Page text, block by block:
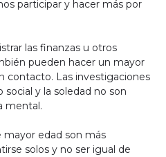
participar y hacer más por
las finanzas u otros
pueden hacer un mayor
contacto. Las investigaciones
y la soledad no son
mental.
mayor edad son más
solos y no ser igual de